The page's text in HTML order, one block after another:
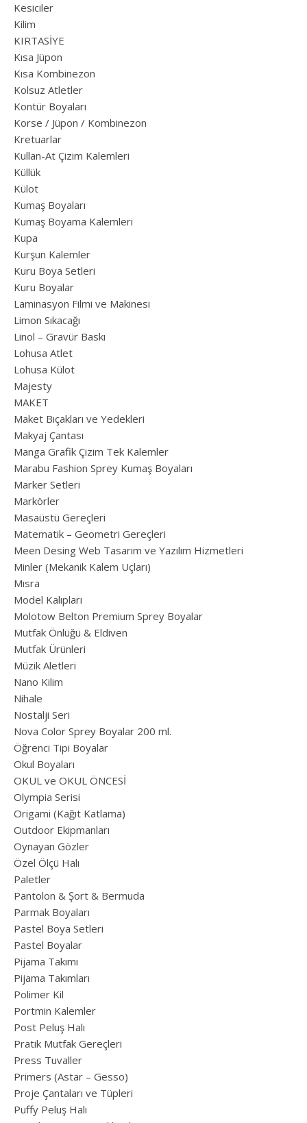
Kesiciler
Kilim
KIRTASİYE
Kısa Jüpon
Kısa Kombinezon
Kolsuz Atletler
Kontür Boyaları
Korse / Jüpon / Kombinezon
Kretuarlar
Kullan-At Çizim Kalemleri
Küllük
Külot
Kumaş Boyaları
Kumaş Boyama Kalemleri
Kupa
Kurşun Kalemler
Kuru Boya Setleri
Kuru Boyalar
Laminasyon Filmi ve Makinesi
Limon Sıkacağı
Linol – Gravür Baskı
Lohusa Atlet
Lohusa Külot
Majesty
MAKET
Maket Bıçakları ve Yedekleri
Makyaj Çantası
Manga Grafik Çizim Tek Kalemler
Marabu Fashion Sprey Kumaş Boyaları
Marker Setleri
Markörler
Masaüstü Gereçleri
Matematik – Geometri Gereçleri
Meen Desing Web Tasarım ve Yazılım Hizmetleri
Minler (Mekanik Kalem Uçları)
Mısra
Model Kalıpları
Molotow Belton Premium Sprey Boyalar
Mutfak Önlüğü & Eldiven
Mutfak Ürünleri
Müzik Aletleri
Nano Kilim
Nihale
Nostalji Seri
Nova Color Sprey Boyalar 200 ml.
Öğrenci Tipi Boyalar
Okul Boyaları
OKUL ve OKUL ÖNCESİ
Olympia Serisi
Origami (Kağıt Katlama)
Outdoor Ekipmanları
Oynayan Gözler
Özel Ölçü Halı
Paletler
Pantolon & Şort & Bermuda
Parmak Boyaları
Pastel Boya Setleri
Pastel Boyalar
Pijama Takımı
Pijama Takımları
Polimer Kil
Portmin Kalemler
Post Peluş Halı
Pratik Mutfak Gereçleri
Press Tuvaller
Primers (Astar – Gesso)
Proje Çantaları ve Tüpleri
Puffy Peluş Halı